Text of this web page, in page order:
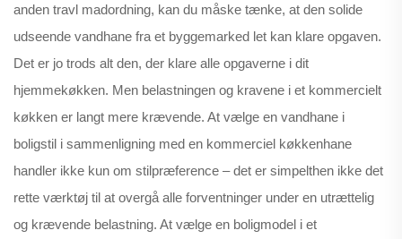
anden travl madordning, kan du måske tænke, at den solide
udseende vandhane fra et byggemarked let kan klare opgaven.
Det er jo trods alt den, der klare alle opgaverne i dit
hjemmekøkken. Men belastningen og kravene i et kommercielt
køkken er langt mere krævende. At vælge en vandhane i
boligstil i sammenligning med en kommerciel køkkenhane
handler ikke kun om stilpræference – det er simpelthen ikke det
rette værktøj til at overgå alle forventninger under en utrættelig
og krævende belastning. At vælge en boligmodel i et